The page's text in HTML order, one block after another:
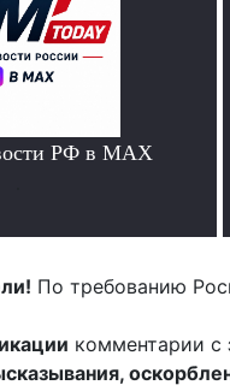
РФ в MAX
По требованию
комментарии с